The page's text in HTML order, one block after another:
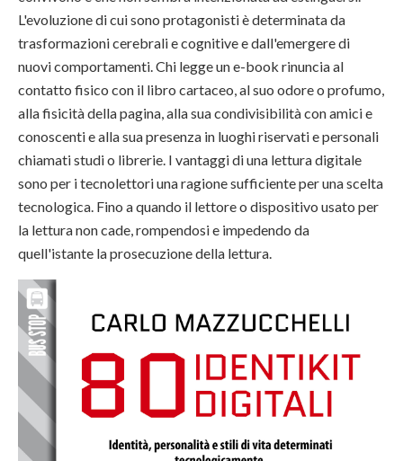
L'evoluzione di cui sono protagonisti è determinata da
trasformazioni cerebrali e cognitive e dall'emergere di
nuovi comportamenti. Chi legge un e-book rinuncia al
contatto fisico con il libro cartaceo, al suo odore o profumo,
alla fisicità della pagina, alla sua condivisibilità con amici e
conoscenti e alla sua presenza in luoghi riservati e personali
chiamati studi o librerie. I vantaggi di una lettura digitale
sono per i tecnolettori una ragione sufficiente per una scelta
tecnologica. Fino a quando il lettore o dispositivo usato per
la lettura non cade, rompendosi e impedendo da
quell'istante la prosecuzione della lettura.